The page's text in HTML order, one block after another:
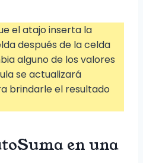
el atajo inserta la
después de la celda
alguno de los valores
se actualizará
brindarle el resultado
en una